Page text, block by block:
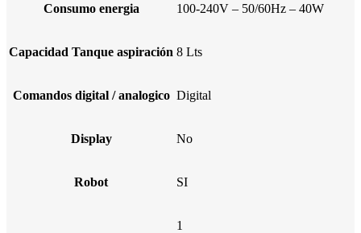
Consumo energia 100-240V – 50/60Hz – 40W
Capacidad Tanque aspiración 8 Lts
Comandos digital / analogico Digital
Display No
Robot SI
1